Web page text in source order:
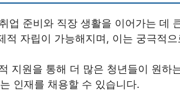
업 준비와 직장 생활을 이어가는 데
적 자립이 가능해지며, 이는 궁극적
지원을 통해 더 많은 청년들이 원하
인재를 채용할 수 있습니다.